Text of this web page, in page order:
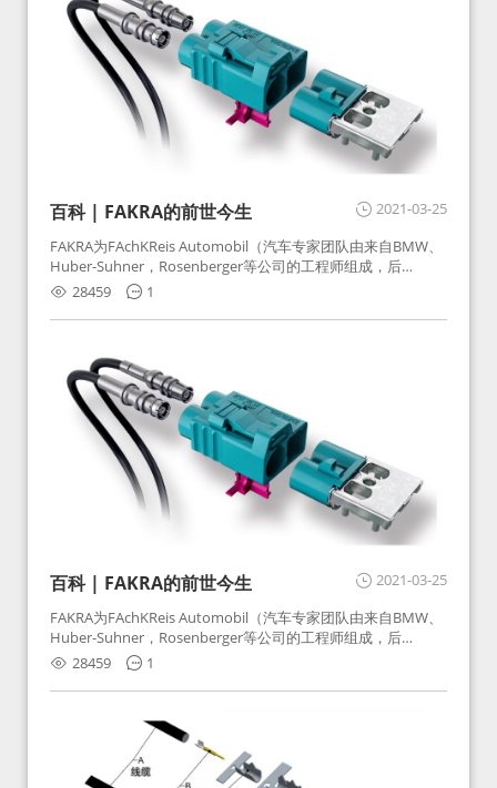
2021-03-25
百科 | FAKRA的前世今生
FAKRA为FAchKReis Automobil（汽车专家团队由来自BMW、
Huber-Suhner，Rosenberger等公司的工程师组成，后
Huber-Suhner相关连接器业务及技术在2010年并入
Rosenberger）缩写。起初为BMW需求用于车载收音机天线连
接，如今FAKRA已成为汽车行业通用标准的射频连接器，被业
28459 1
2021-03-25
百科 | FAKRA的前世今生
FAKRA为FAchKReis Automobil（汽车专家团队由来自BMW、
Huber-Suhner，Rosenberger等公司的工程师组成，后
Huber-Suhner相关连接器业务及技术在2010年并入
Rosenberger）缩写。起初为BMW需求用于车载收音机天线连
接，如今FAKRA已成为汽车行业通用标准的射频连接器，被业
28459 1